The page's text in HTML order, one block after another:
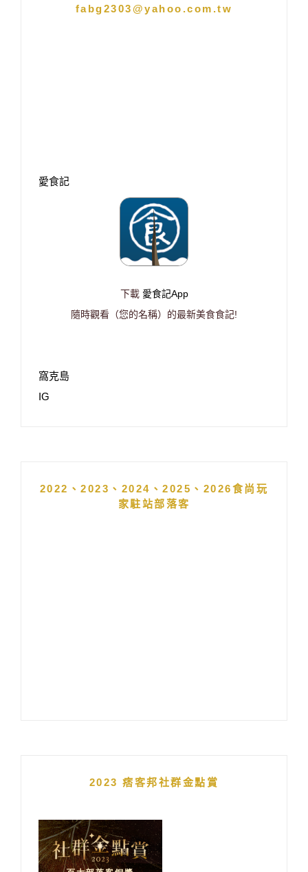
fabg2303@yahoo.com.tw
愛食記
下載 愛食記App
隨時觀看（您的名稱）的最新美食食記!
窩克島
IG
2022、2023、2024、2025、2026食尚玩
家駐站部落客
2023 痞客邦社群金點賞